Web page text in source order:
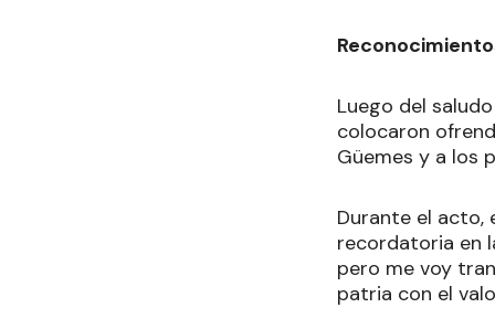
Luego del
colocaron
Güemes y a los
Durante el acto,
recordatoria en
pero me voy
patria con el